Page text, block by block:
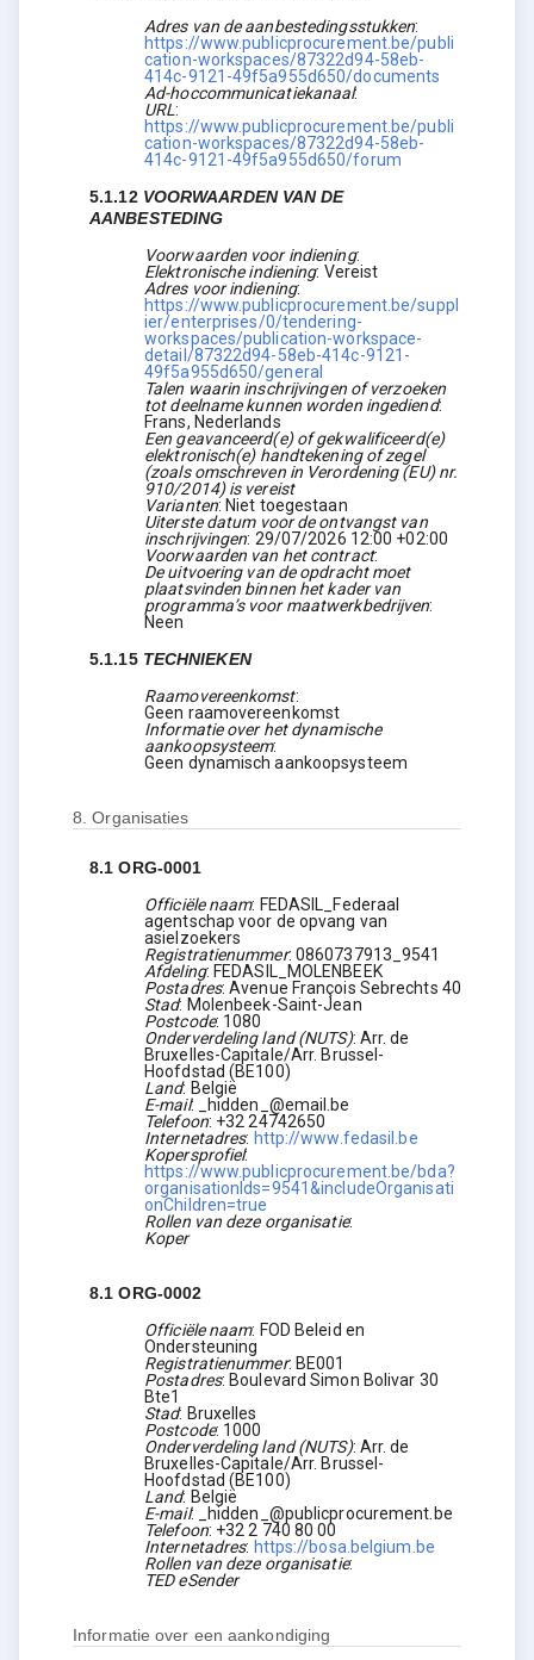
Adres van de aanbestedingsstukken:
https://www.publicprocurement.be/publi
cation-workspaces/87322d94-58eb-
414c-9121-49f5a955d650/documents
Ad-hoccommunicatiekanaal:
URL:
https://www.publicprocurement.be/publi
cation-workspaces/87322d94-58eb-
414c-9121-49f5a955d650/forum
5.1.12 VOORWAARDEN VAN DE
AANBESTEDING
Voorwaarden voor indiening:
Elektronische indiening: Vereist
Adres voor indiening:
https://www.publicprocurement.be/suppl
ier/enterprises/0/tendering-
workspaces/publication-workspace-
detail/87322d94-58eb-414c-9121-
49f5a955d650/general
Talen waarin inschrijvingen of verzoeken
tot deelname kunnen worden ingediend:
Frans, Nederlands
Een geavanceerd(e) of gekwalificeerd(e)
elektronisch(e) handtekening of zegel
(zoals omschreven in Verordening (EU) nr.
910/2014) is vereist
Varianten: Niet toegestaan
Uiterste datum voor de ontvangst van
inschrijvingen: 29/07/2026 12:00 +02:00
Voorwaarden van het contract:
De uitvoering van de opdracht moet
plaatsvinden binnen het kader van
programma’s voor maatwerkbedrijven:
Neen
5.1.15 TECHNIEKEN
Raamovereenkomst:
Geen raamovereenkomst
Informatie over het dynamische
aankoopsysteem:
Geen dynamisch aankoopsysteem
8.Organisaties
8.1ORG-0001
Officiële naam: FEDASIL_Federaal
agentschap voor de opvang van
asielzoekers
Registratienummer: 0860737913_9541
Afdeling:FEDASIL_MOLENBEEK
Postadres:Avenue François Sebrechts 40
Stad: Molenbeek-Saint-Jean
Postcode: 1080
Onderverdeling land (NUTS): Arr. de
Bruxelles-Capitale/Arr. Brussel-
Hoofdstad (BE100)
Land: België
E-mail:
_hidden_@email.be
Telefoon: +32 24742650
Internetadres: http://www.fedasil.be
Kopersprofiel:
https://www.publicprocurement.be/bda?
organisationIds=9541&includeOrganisati
onChildren=true
Rollen van deze organisatie:
Koper
8.1ORG-0002
Officiële naam: FOD Beleid en
Ondersteuning
Registratienummer: BE001
Postadres:Boulevard Simon Bolivar 30
Bte1
Stad: Bruxelles
Postcode: 1000
Onderverdeling land (NUTS): Arr. de
Bruxelles-Capitale/Arr. Brussel-
Hoofdstad (BE100)
Land: België
E-mail:
_hidden_@publicprocurement.be
Telefoon: +32 2 740 80 00
Internetadres: https://bosa.belgium.be
Rollen van deze organisatie:
TED eSender
Informatie over een aankondiging